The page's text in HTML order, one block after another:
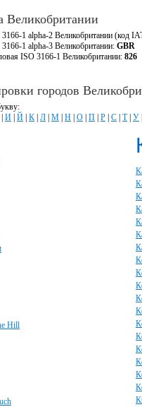
Великобритании
1 alpha-2 Великобритании (код
1 alpha-3 Великобритании: GBR
ISO 3166-1 Великобритании: 826
городов
И Й К Л М Н О П Р С Т| У
Hill